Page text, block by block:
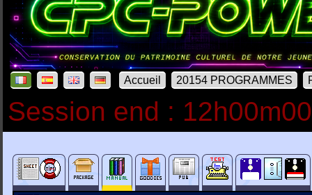
Accueil 20154 PROGRAMMES
Session end :